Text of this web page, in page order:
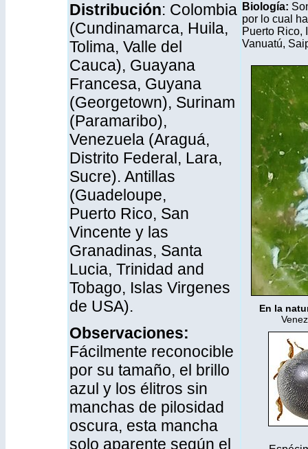
Distribución: Colombia
(Cundinamarca, Huila,
Tolima, Valle del
Cauca), Guayana
Francesa, Guyana
(Georgetown), Surinam
(Paramaribo),
Venezuela (Araguá,
Distrito Federal, Lara,
Sucre). Antillas
(Guadeloupe,
Puerto Rico, San
Vincente y las
Granadinas, Santa
Lucia, Trinidad and
Tobago, Islas Virgenes
de USA).
Observaciones:
Fácilmente reconocible
por su tamaño, el brillo
azul y los élitros sin
manchas de pilosidad
oscura, esta mancha
solo aparente según el
Biología:
por lo cual
Puerto Rico,
Vanuatú,
En la